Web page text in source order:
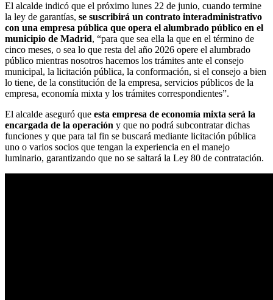
El alcalde indicó que el próximo lunes 22 de junio, cuando termine
la ley de garantías, se suscribirá un contrato interadministrativo
con una empresa pública que opera el alumbrado público en el
municipio de Madrid, “para que sea ella la que en el término de
cinco meses, o sea lo que resta del año 2026 opere el alumbrado
público mientras nosotros hacemos los trámites ante el consejo
municipal, la licitación pública, la conformación, si el consejo a bien
lo tiene, de la constitución de la empresa, servicios públicos de la
empresa, economía mixta y los trámites correspondientes”.
El alcalde aseguró que esta empresa de economía mixta será la
encargada de la operación y que no podrá subcontratar dichas
funciones y que para tal fin se buscará mediante licitación pública
uno o varios socios que tengan la experiencia en el manejo
luminario, garantizando que no se saltará la Ley 80 de contratación.